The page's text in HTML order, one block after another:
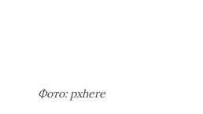
Фото: pxhere